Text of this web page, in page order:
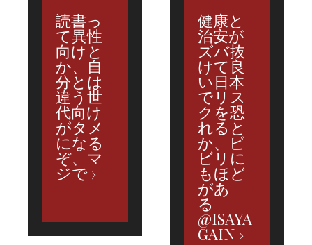
読書っ
て異性
向けと
か、自
分とは
違う世
代向け
がタメ
になる
ぞ、マ
ジで
健康と
治安が
ズバ抜
けて良
い日本
でリス
クを恐
れると
か、ビ
ビリに
もほど
があ
る
@ISAYA
GAIN